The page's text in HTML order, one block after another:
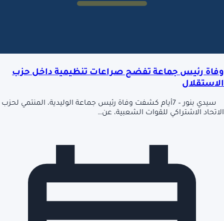
وفاة رئيس جماعة تفضح صراعات تنظيمية داخل حزب
الاستقلال
سيدي بنور – 7أيام كشفت وفاة رئيس جماعة الوليدية، المنتمي لحزب
الاتحاد الاشتراكي للقوات الشعبية، عن…